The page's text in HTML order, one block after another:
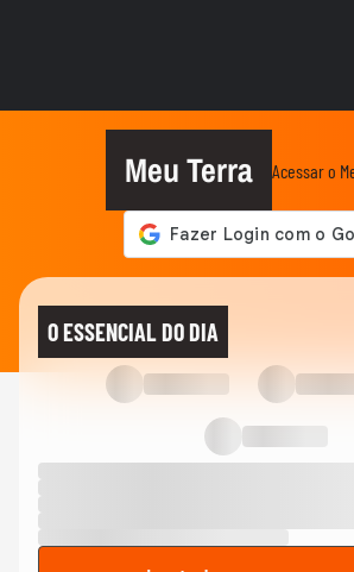
01:18
Boni rebate comentário
nas redes sociais
Paulo Gorgulho faz
Vorcaro em peça sobre...
‘Caminhão-pipa de
ao abençoar fiéis com...
Meu Terra Acessar o
O ESSENCIAL DO DIA